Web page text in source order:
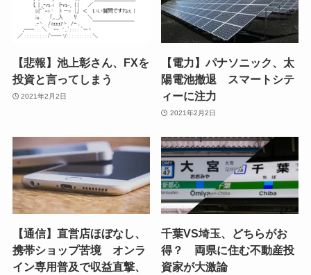
【悲報】池上彰さん、FXを
投資と言ってしまう
2021年2月2日
【電力】パナソニック、太
陽電池撤退 スマートシテ
ィーに注力
2021年2月2日
【通信】直営店ほぼなし、
携帯ショップ苦境 オンラ
イン専用普及で収益直撃、
千葉VS埼玉、どちらがお
得？ 両県に住む不動産投
資家が大激論